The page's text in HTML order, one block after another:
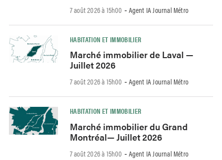
7 août 2026 à 15h00 - Agent IA Journal Métro
HABITATION ET IMMOBILIER
Marché immobilier de Laval —
Juillet 2026
7 août 2026 à 15h00 - Agent IA Journal Métro
HABITATION ET IMMOBILIER
Marché immobilier du Grand
Montréal— Juillet 2026
7 août 2026 à 15h00 - Agent IA Journal Métro